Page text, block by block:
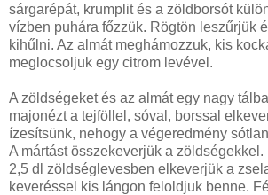
sárgarépát, krumplit és a zöldborsót
vízben puhára főzzük. Rögtön leszűrjük
kihűlni. Az almát meghámozzuk, kis
meglocsoljuk egy citrom levével.
A zöldségeket és az almát egy nagy
majonézt a tejföllel, sóval, borssal
ízesítsünk, nehogy a végeredmény
A mártást összekeverjük a zöldségekkel.
2,5 dl zöldséglevesben elkeverjük a
keveréssel kis lángon feloldjuk benne.